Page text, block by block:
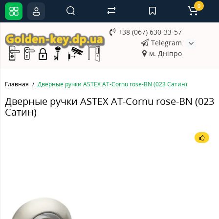
+38 (067) 630-33-57
Telegram
м. Дніпро
0
Главная Дверные ручки ASTEX AT-Cornu rose-BN (023 Сатин)
Дверные ручки ASTEX AT-Cornu rose-BN (023
Сатин)